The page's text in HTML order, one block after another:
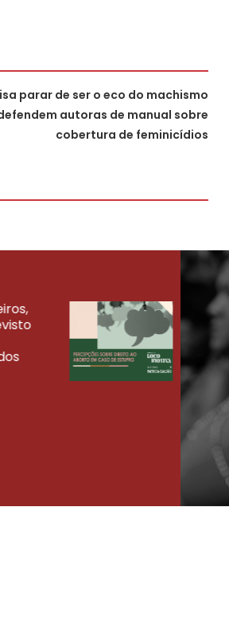
parar de ser o eco do machismo
autoras de manual sobre
cobertura de feminicídios
23